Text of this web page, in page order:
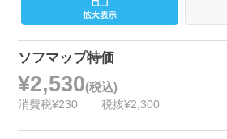
ソフマップ特価
¥2,530(税込)
消費税¥230 税抜¥2,300